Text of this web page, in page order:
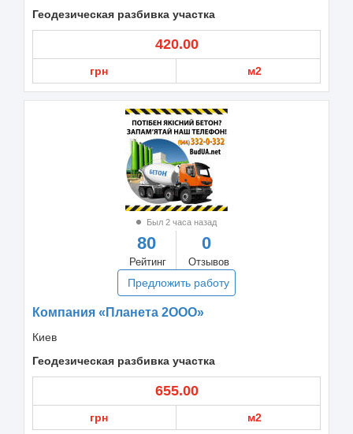
Геодезическая разбивка участка
420.00
грн м2
Был 2 часа назад
80
Рейтинг
0
Отзывов
Предложить работу
Компания «Планета 2ООО»
Киев
Геодезическая разбивка участка
655.00
грн м2